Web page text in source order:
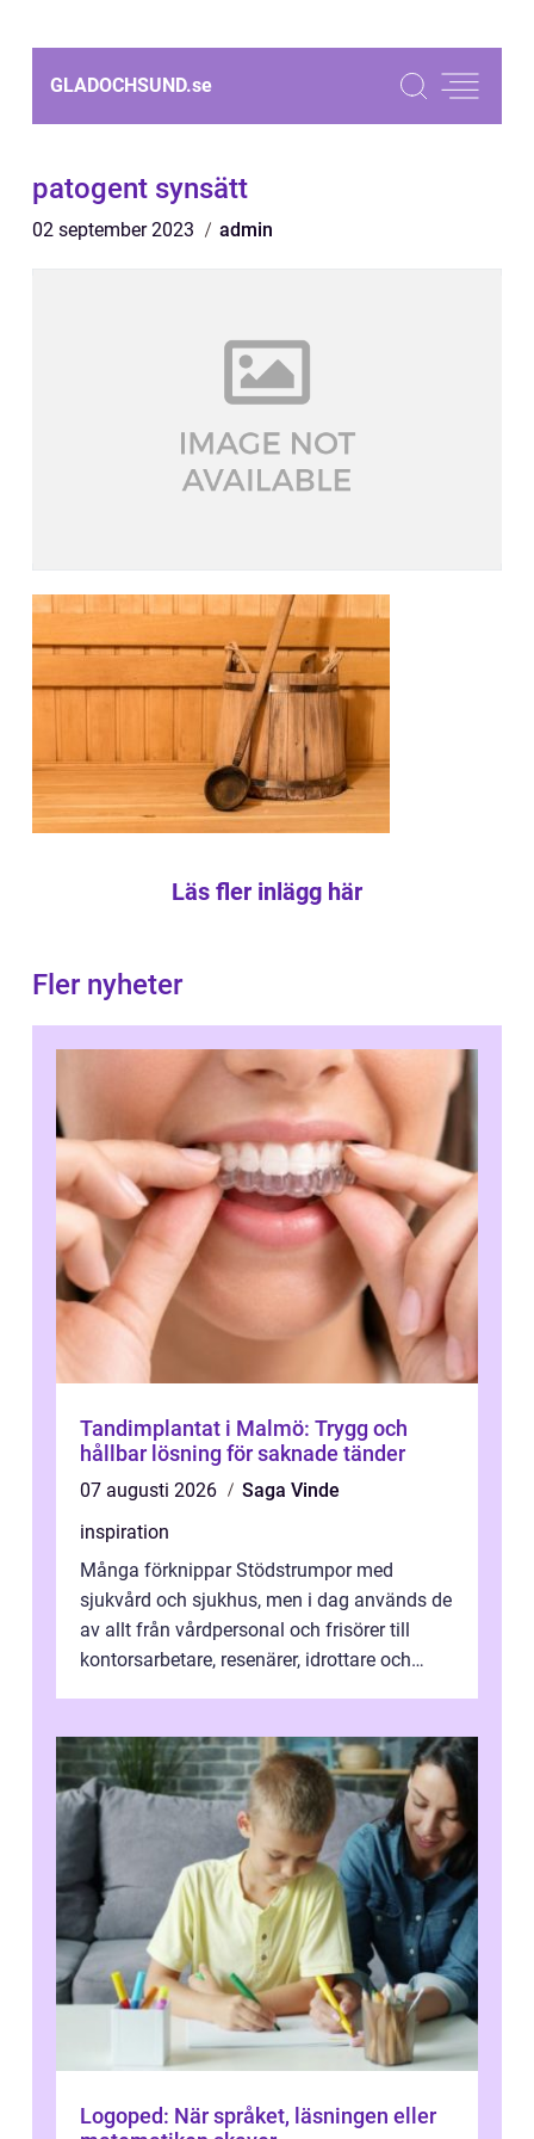
GLADOCHSUND.se
patogent synsätt
02 september 2023 admin
Läs fler inlägg här
Fler nyheter
Tandimplantat i Malmö: Trygg och
hållbar lösning för saknade tänder
07 augusti 2026
Saga Vinde
inspiration
Många förknippar Stödstrumpor med
sjukvård och sjukhus, men i dag används de
av allt från vårdpersonal och frisörer till
kontorsarbetare, resenärer, idrottare och
Logoped: När språket, läsningen eller